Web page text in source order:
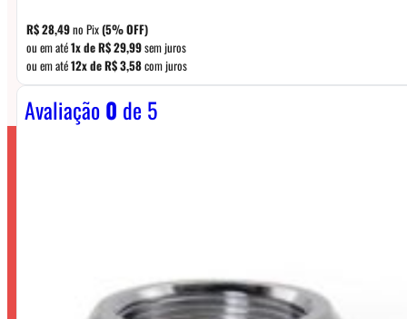
R$28,49no Pix(5% OFF)
ou em até1x deR$29,99sem juros
ou em até12x deR$3,58com juros
Avaliação0 de 5